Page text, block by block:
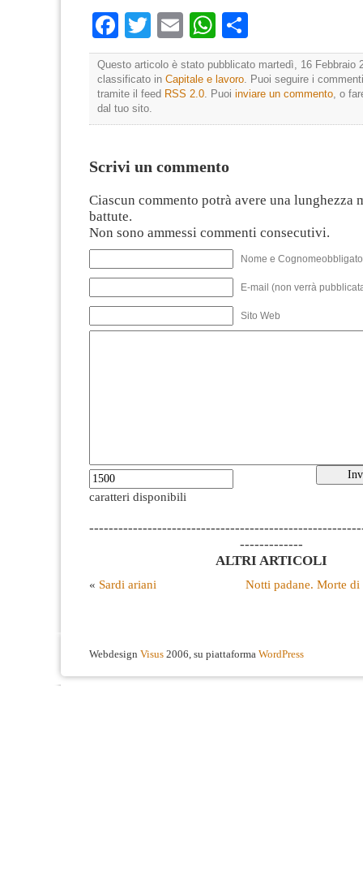
Facebook
TwitterEmailWhatsApp
Questo articolo è stato pubblicato martedì, 16 Febbraio
classificato in Capitale e lavoro. Puoi seguire i
tramite il feed RSS 2.0. Puoi inviare un commento, o
dal tuo sito.
Scrivi un commento
Ciascun commento potrà avere una lunghezza
battute.
Non sono ammessi commenti consecutivi.
Nome e
E-mail (non verrà
Sito Web
caratteri disponibili
-------------
ALTRI ARTICOLI
« Sardi ariani Notti padane. Morte
Webdesign Visus 2006, su piattaforma WordPress